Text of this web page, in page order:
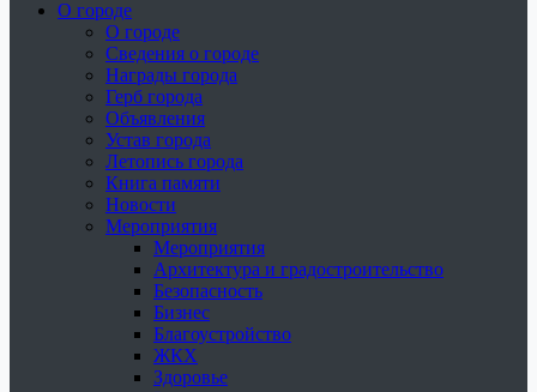
О городе
О городе
Сведения о городе
Награды города
Герб города
Объявления
Устав города
Летопись города
Книга памяти
Новости
Мероприятия
Мероприятия
Архитектура и градостроительство
Безопасность
Бизнес
Благоустройство
ЖКХ
Здоровье